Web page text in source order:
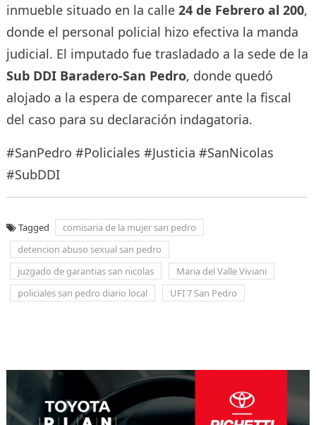
inmueble situado en la calle 24 de Febrero al 200,
donde el personal policial hizo efectiva la manda
judicial. El imputado fue trasladado a la sede de la
Sub DDI Baradero-San Pedro, donde quedó
alojado a la espera de comparecer ante la fiscal
del caso para su declaración indagatoria.
#SanPedro #Policiales #Justicia #SanNicolas
#SubDDI
Tagged
comisaria de la mujer san pedro
detencion abuso sexual san pedro
juzgado de garantias san nicolas
Maria del Valle Viviani
policiales san pedro diario local
UFI 7 San Pedro
entradas